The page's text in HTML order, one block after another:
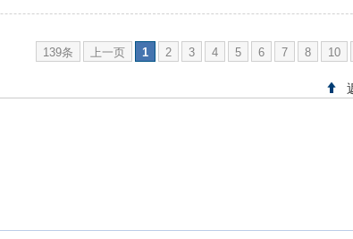
139条 上一页 1 2 3 4 5 6 7 8 10